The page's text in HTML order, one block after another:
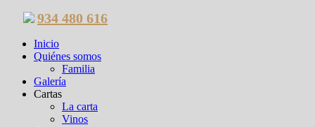
934 480 616
Inicio
Quiénes somos
Familia
Galería
Cartas
La carta
Vinos